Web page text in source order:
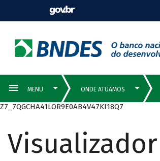
Z7_7QGCHA41LOR9E0AB4V47KI18Q7